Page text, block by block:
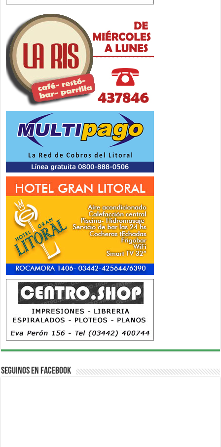
Seguinos en Facebook